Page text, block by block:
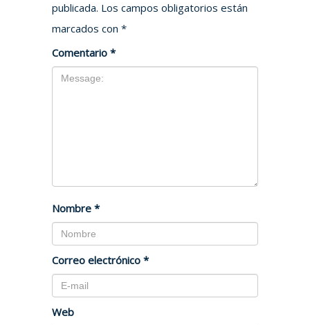
publicada. Los campos obligatorios están
marcados con *
Comentario *
Nombre *
Correo electrónico *
Web